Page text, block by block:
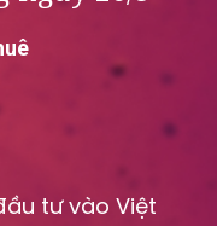
tư vào Việt
dân tìm lối
lối đi tự mở,